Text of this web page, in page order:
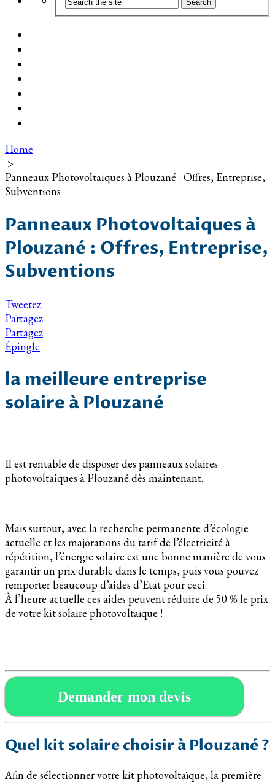
Home
>
Panneaux Photovoltaiques à Plouzané : Offres, Entreprise,
Subventions
Panneaux Photovoltaiques à
Plouzané : Offres, Entreprise,
Subventions
Tweetez
Partagez
Partagez
Épingle
la meilleure entreprise
solaire à Plouzané
Il est rentable de disposer des panneaux solaires
photovoltaiques à Plouzané dès maintenant.
Mais surtout, avec la recherche permanente d’écologie
actuelle et les majorations du tarif de l’électricité à
répétition, l’énergie solaire est une bonne manière de vous
garantir un prix durable dans le temps, puis vous pouvez
remporter beaucoup d’aides d’Etat pour ceci.
À l’heure actuelle ces aides peuvent réduire de 50 % le prix
de votre kit solaire photovoltaïque !
Demander mon devis
Quel kit solaire choisir à Plouzané ?
Afin de sélectionner votre kit photovoltaïque, la première